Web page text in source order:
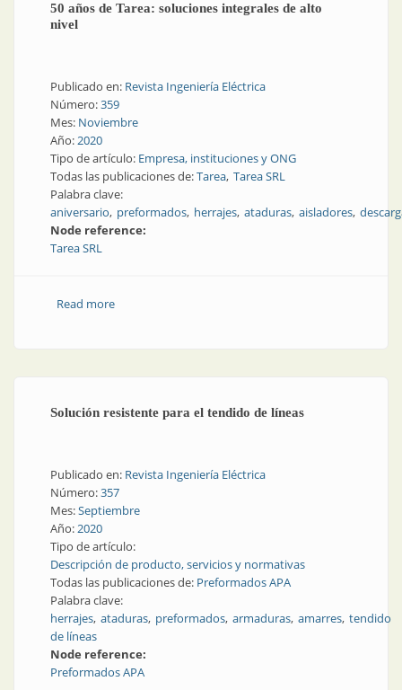
50 años de Tarea: soluciones integrales de alto
nivel
Publicado en: Revista Ingeniería Eléctrica
Número:359
Mes: Noviembre
Año:2020
Tipo de artículo: Empresa, instituciones y ONG
Todas las publicaciones de:Tarea Tarea SRL
Palabra clave:
aniversario preformados herrajes ataduras aisladores
Node reference:
Tarea SRL
Read moreabout 50 años de Tarea: soluciones integrales de alto
Solución resistente para el tendido de líneas
Publicado en: Revista Ingeniería Eléctrica
Número:357
Mes:Septiembre
Año:2020
Tipo de artículo:
Descripción de producto, servicios y normativas
Todas las publicaciones de: Preformados APA
Palabra clave:
herrajes ataduras preformados armaduras amarres tendido
de líneas
Node reference:
Preformados APA